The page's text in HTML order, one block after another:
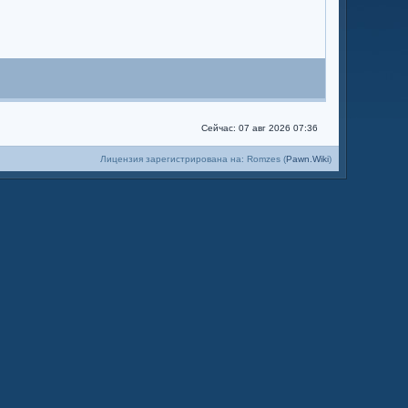
Сейчас: 07 авг 2026 07:36
Лицензия зарегистрирована на: Romzes (Pawn.Wiki)